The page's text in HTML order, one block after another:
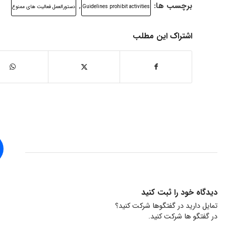
برچسب ها: Guidelines prohibit activities
, دستورالعمل فعالیت های ممنوع
اشتراک این مطلب
دیدگاه خود را ثبت کنید
تمایل دارید در گفتگوها شرکت کنید؟
در گفتگو ها شرکت کنید.